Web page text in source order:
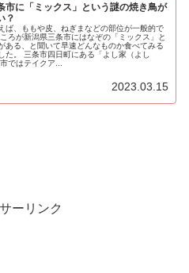
市に「ミックス」という謎の焼き鳥が
？
ば、ももや皮、ねぎまなどの部位が一般的で
ろが新潟県三条市にはなぞの「ミックス」と
ある、と聞いて早速どんなものか食べてみる
た。 三条市四日町にある「よし家（よし
ではテイクア...
2023.03.15
ーリンク